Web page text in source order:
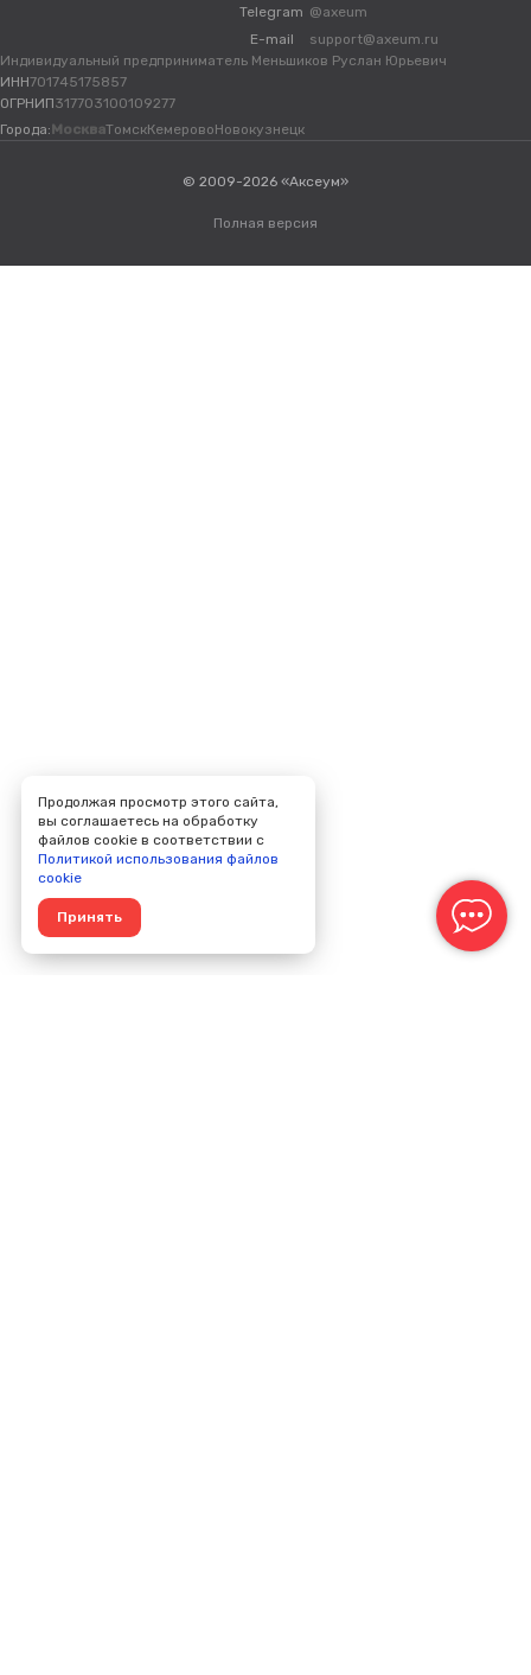
Telegram @axeum
E-mail
support@axeum.ru
Индивидуальный предприниматель Меньшиков Руслан Юрьевич
ИНН701745175857
ОГРНИП317703100109277
Города: МоскваТомскКемеровоНовокузнецк
© 2009-2026 «Аксеум»
Полная версия
Продолжая просмотр этого сайта,
вы соглашаетесь на обработку
файлов cookie в соответствии с
Политикой использования файлов
cookie
Принять